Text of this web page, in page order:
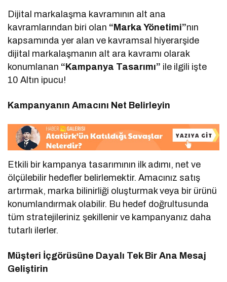
Dijital markalaşma kavramının alt ana
kavramlarından biri olan “Marka Yönetimi”nın
kapsamında yer alan ve kavramsal hiyerarşide
dijital markalaşmanın alt ara kavramı olarak
konumlanan “Kampanya Tasarımı” ile ilgili işte
10 Altın ipucu!
Kampanyanın Amacını Net Belirleyin
Etkili bir kampanya tasarımının ilk adımı, net ve
ölçülebilir hedefler belirlemektir. Amacınız satış
artırmak, marka bilinirliği oluşturmak veya bir ürünü
konumlandırmak olabilir. Bu hedef doğrultusunda
tüm stratejileriniz şekillenir ve kampanyanız daha
tutarlı ilerler.
Müşteri İçgörüsüne Dayalı Tek Bir Ana Mesaj
Geliştirin